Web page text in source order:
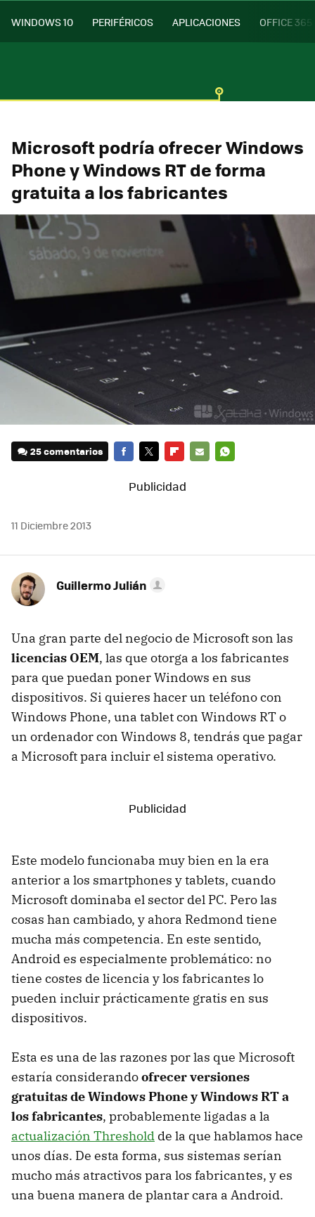
WINDOWS 10 PERIFÉRICOS APLICACIONES OFFICE 365
Microsoft podría ofrecer Windows
Phone y Windows RT de forma
gratuita a los fabricantes
25 comentarios
11 Diciembre 2013
Guillermo Julián
Una gran parte del negocio de Microsoft son las
licencias OEM, las que otorga a los fabricantes
para que puedan poner Windows en sus
dispositivos. Si quieres hacer un teléfono con
Windows Phone, una tablet con Windows RT o
un ordenador con Windows 8, tendrás que pagar
a Microsoft para incluir el sistema operativo.
Este modelo funcionaba muy bien en la era
anterior a los smartphones y tablets, cuando
Microsoft dominaba el sector del PC. Pero las
cosas han cambiado, y ahora Redmond tiene
mucha más competencia. En este sentido,
Android es especialmente problemático: no
tiene costes de licencia y los fabricantes lo
pueden incluir prácticamente gratis en sus
dispositivos.
Esta es una de las razones por las que Microsoft
estaría considerandoofrecer versiones
gratuitas de Windows Phone y Windows RT a
los fabricantes, probablemente ligadas a la
actualización Threshold de la que hablamos hace
unos días. De esta forma, sus sistemas serían
mucho más atractivos para los fabricantes, y es
una buena manera de plantar cara a Android.